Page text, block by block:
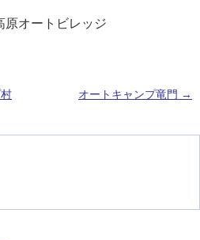
原オートビレッジ
オートキャンプ竜門 →